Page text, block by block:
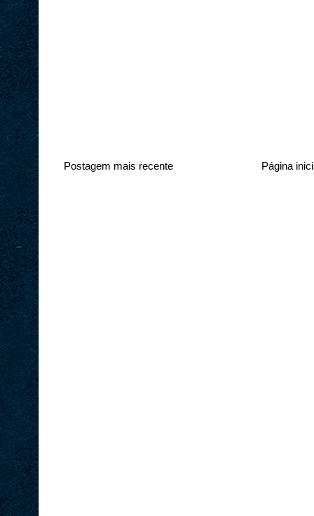
Postagem mais recente Página